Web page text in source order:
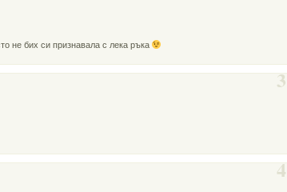
не бих си признавала с лека ръка
3
4